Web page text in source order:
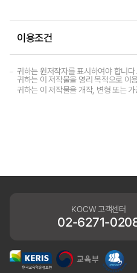
이용조건
귀하는 원저작자를 표시하여야 합니다.
귀하는 이 저작물을 영리 목적으로 이
귀하는 이 저작물을 개작, 변형 또는
KOCW 고객센터
02-6271-